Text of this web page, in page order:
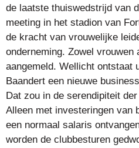
de laatste thuiswedstrijd van
meeting in het stadion van
de kracht van vrouwelijke
onderneming. Zowel vrouwen
aangemeld. Wellicht ontstaat
Baandert een nieuwe
Dat zou in de serendipiteit
Alleen met investeringen van
een normaal salaris
worden de clubbesturen